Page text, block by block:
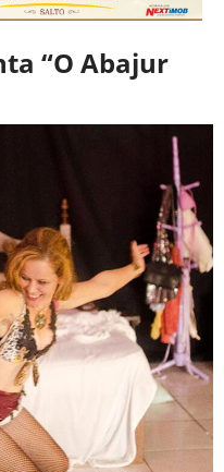
“O Abajur